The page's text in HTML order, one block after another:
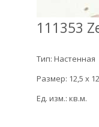
111353
Тип: Настенная
Размер: 12,5 x
Ед. изм.: кв.м.